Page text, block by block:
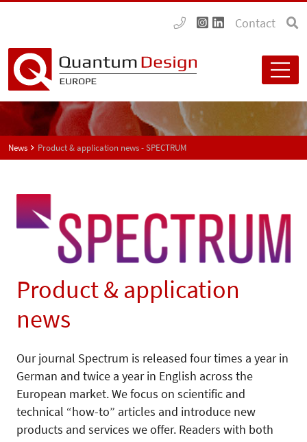
Contact
News Product & application news - SPECTRUM
Product & application
news
Our journal Spectrum is released four times a year in
German and twice a year in English across the
European market. We focus on scientific and
technical “how-to” articles and introduce new
products and services we offer. Readers with both